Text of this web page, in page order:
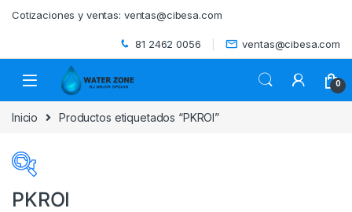
Cotizaciones y ventas: ventas@cibesa.com
81 2462 0056 ventas@cibesa.com
0
Inicio Productos etiquetados “PKROI”
PKROI